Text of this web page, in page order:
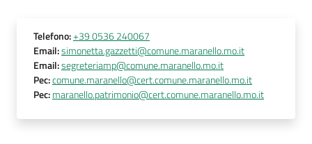
Seguici
Telefono:+39 0536 240067
Email:simonetta.gazzetti@comune.maranello.mo.it
Email:segreteriamp@comune.maranello.mo.it
Pec:comune.maranello@cert.comune.maranello.mo.it
Pec:maranello.patrimonio@cert.comune.maranello.mo.it